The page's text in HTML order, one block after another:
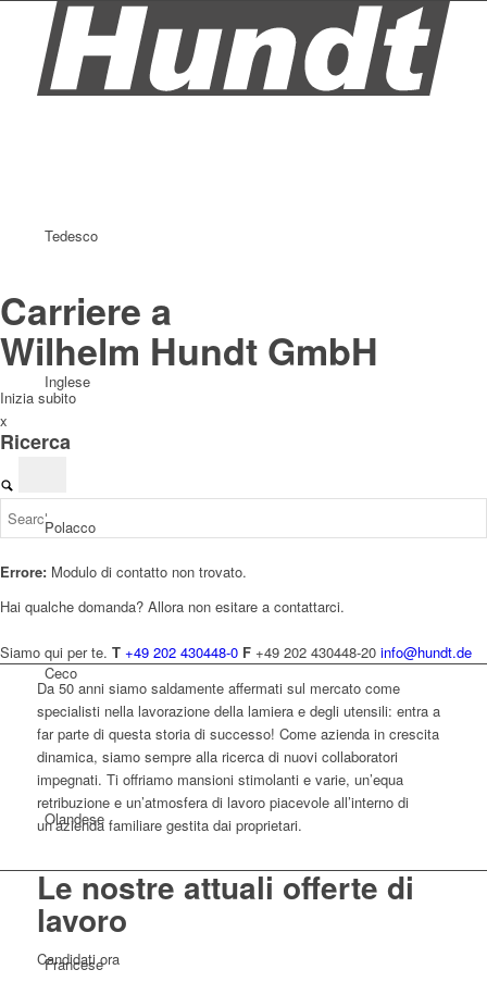
Tedesco
Inglese
Polacco
Ceco
Olandese
Francese
Carriere a
Wilhelm Hundt GmbH
Inizia subito
x
Ricerca
Errore: Modulo di contatto non trovato.
Hai qualche domanda? Allora non esitare a contattarci.
Siamo qui per te. T +49 202 430448-0 F +49 202 430448-20 info@hundt.de
Da 50 anni siamo saldamente affermati sul mercato come
specialisti nella lavorazione della lamiera e degli utensili: entra a
far parte di questa storia di successo! Come azienda in crescita
dinamica, siamo sempre alla ricerca di nuovi collaboratori
impegnati. Ti offriamo mansioni stimolanti e varie, un’equa
retribuzione e un’atmosfera di lavoro piacevole all’interno di
un’azienda familiare gestita dai proprietari.
Le nostre attuali offerte di
lavoro
Candidati ora